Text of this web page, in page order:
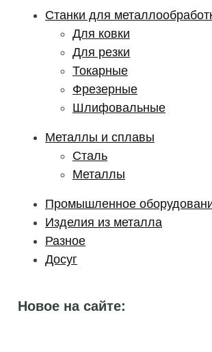
Станки для
Для ковки
Для резки
Токарные
Фрезерные
Шлифовальные
Металлы и сплавы
Сталь
Металлы
Промышленное
Изделия из металла
Разное
Досуг
Новое на сайте: